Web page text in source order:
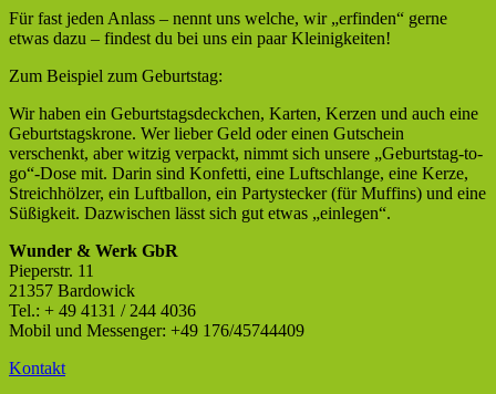
Für fast jeden Anlass – nennt uns welche, wir „erfinden“ gerne
etwas dazu – findest du bei uns ein paar Kleinigkeiten!
Zum Beispiel zum Geburtstag:
Wir haben ein Geburtstagsdeckchen, Karten, Kerzen und auch eine
Geburtstagskrone. Wer lieber Geld oder einen Gutschein
verschenkt, aber witzig verpackt, nimmt sich unsere „Geburtstag-to-
go“-Dose mit. Darin sind Konfetti, eine Luftschlange, eine Kerze,
Streichhölzer, ein Luftballon, ein Partystecker (für Muffins) und eine
Süßigkeit. Dazwischen lässt sich gut etwas „einlegen“.
Wunder & Werk GbR
Pieperstr. 11
21357 Bardowick
Tel.: + 49 4131 / 244 4036
Mobil und Messenger: +49 176/45744409
Kontakt